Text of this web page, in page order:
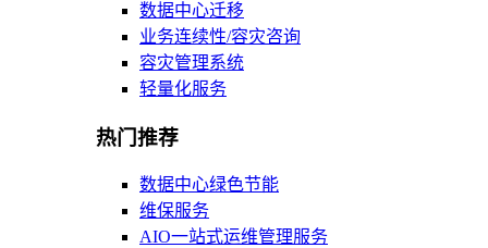
数据中心迁移
业务连续性/容灾咨询
容灾管理系统
轻量化服务
热门推荐
数据中心绿色节能
维保服务
AIO一站式运维管理服务